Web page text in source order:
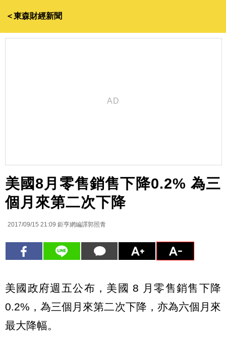
＜東森財經新聞
美國8月零售銷售下降0.2% 為三
個月來第二次下降
2017/09/15 21:09 鉅亨網編譯郭照青
美國政府週五公布，美國 8 月零售銷售下降
0.2%，為三個月來第二次下降，亦為六個月來
最大降幅。